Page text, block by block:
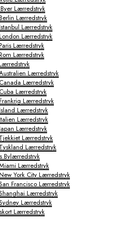
Lærredstryk
Lærredstryk
Lærredstryk
Lærredstryk
Lærredstryk
Lærredstryk
Lærredstryk
Canada Lærredstryk
Cuba Lærredstryk
Lærredstryk
Lærredstryk
Lærredstryk
Lærredstryk
Tjekkiet Lærredstryk
Tyskland Lærredstryk
Bylærredstryk
Lærredstryk
York City Lærredstryk
Francisco Lærredstryk
Lærredstryk
Lærredstryk
Lærredstryk